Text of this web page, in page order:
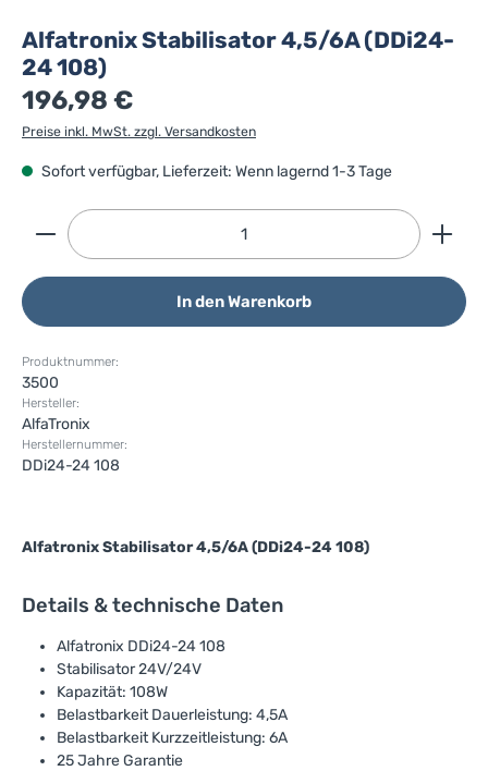
Alfatronix Stabilisator 4,5/6A (DDi24-
24 108)
196,98 €
Preise inkl. MwSt. zzgl. Versandkosten
Sofort verfügbar, Lieferzeit: Wenn lagernd 1-3 Tage
Produkt Anzahl: Gib den gewünschten Wert ein
In den Warenkorb
Produktnummer:
3500
Hersteller:
AlfaTronix
Herstellernummer:
DDi24-24 108
Alfatronix Stabilisator 4,5/6A (DDi24-24 108)
Details & technische Daten
Alfatronix DDi24-24 108
Stabilisator 24V/24V
Kapazität: 108W
Belastbarkeit Dauerleistung: 4,5A
Belastbarkeit Kurzzeitleistung: 6A
25 Jahre Garantie